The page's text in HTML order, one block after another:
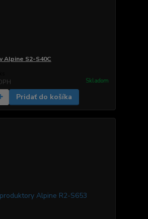
Alpine S2-S40C
Skladom
Pridať do košíka